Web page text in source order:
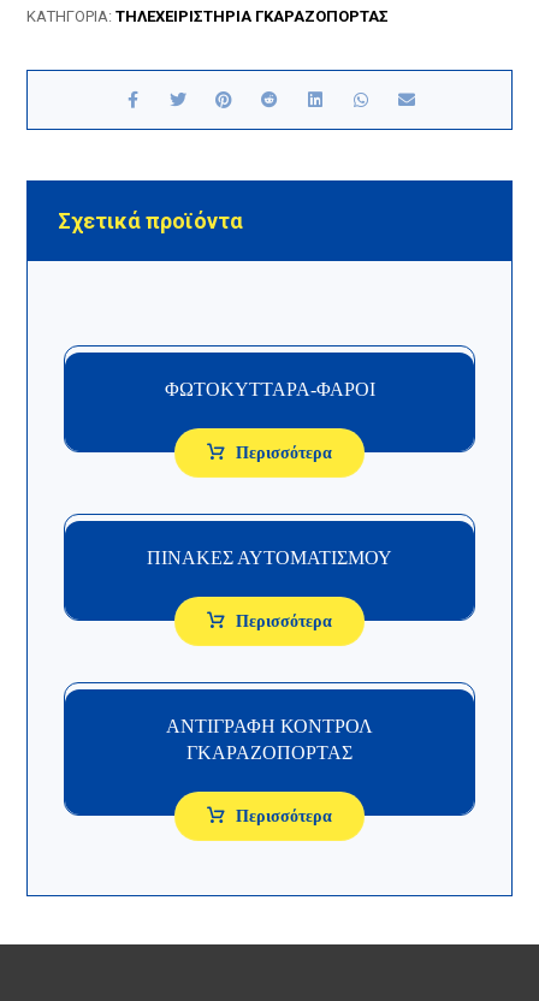
ΚΑΤΗΓΟΡΊΑ:ΤΗΛΕΧΕΙΡΙΣΤΗΡΙΑ ΓΚΑΡΑΖΟΠΟΡΤΑΣ
Σχετικά προϊόντα
ΦΩΤΟΚΥΤΤΑΡΑ-ΦΑΡΟΙ
Περισσότερα
ΠΙΝΑΚΕΣ ΑΥΤΟΜΑΤΙΣΜΟΥ
Περισσότερα
ΑΝΤΙΓΡΑΦΗ ΚΟΝΤΡΟΛ
ΓΚΑΡΑΖΟΠΟΡΤΑΣ
Περισσότερα